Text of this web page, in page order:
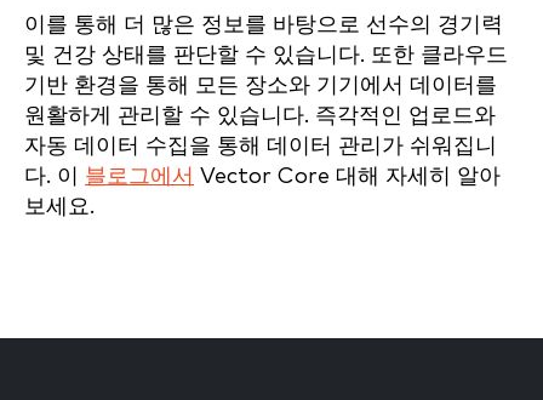
이를 통해 더 많은 정보를 바탕으로 선수의 경기력
및 건강 상태를 판단할 수 있습니다. 또한 클라우드
기반 환경을 통해 모든 장소와 기기에서 데이터를
원활하게 관리할 수 있습니다. 즉각적인 업로드와
자동 데이터 수집을 통해 데이터 관리가 쉬워집니
다. 이 블로그에서 Vector Core 대해 자세히 알아
보세요.